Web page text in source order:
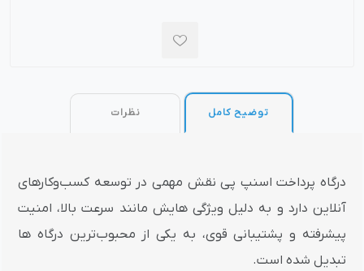
توضیح کامل نظرات
درگاه پرداخت اسنپ پی نقش مهمی در توسعه کسب‌وکارهای
آنلاین دارد و به دلیل ویژگی‌ هایش مانند سرعت بالا، امنیت
پیشرفته و پشتیبانی قوی، به یکی از محبوب‌ترین درگاه‌ ها
تبدیل شده است.